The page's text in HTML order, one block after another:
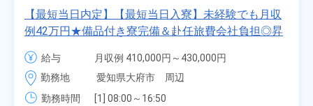
【最短当日内定】【最短当日入寮】未経験でも月収
例42万円★備品付き寮完備＆赴任旅費会社負担◎昇
給・業績賞与あり！組立や塗装など自動車製造の各
種作業！《愛知県大府市》
給与
月収例 410,000円～430,000円
月給 277,000円～277,000円
勤務地
愛知県大府市　周辺
勤務時間
[1] 08:00～16:50